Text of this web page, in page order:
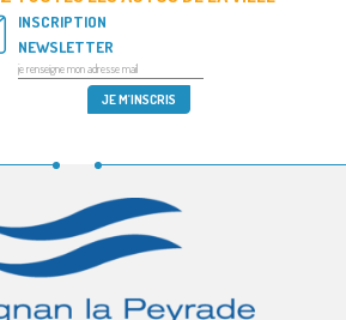
INSCRIPTION
NEWSLETTER